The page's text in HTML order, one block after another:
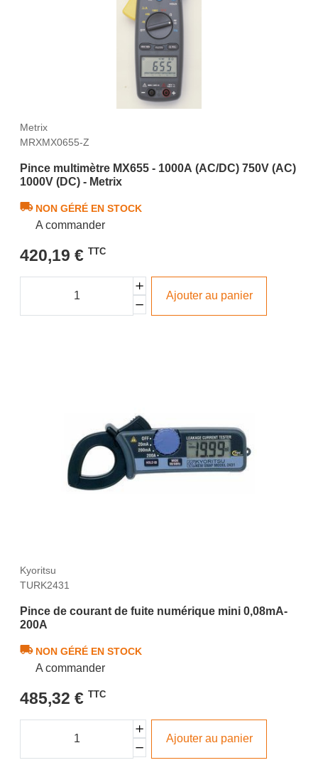
Metrix
MRXMX0655-Z
Pince multimètre MX655 - 1000A (AC/DC) 750V (AC)
1000V (DC) - Metrix
NON GÉRÉ EN STOCK
A commander
420,19 € TTC
Ajouter au panier
Kyoritsu
TURK2431
Pince de courant de fuite numérique mini 0,08mA-
200A
NON GÉRÉ EN STOCK
A commander
485,32 € TTC
Ajouter au panier